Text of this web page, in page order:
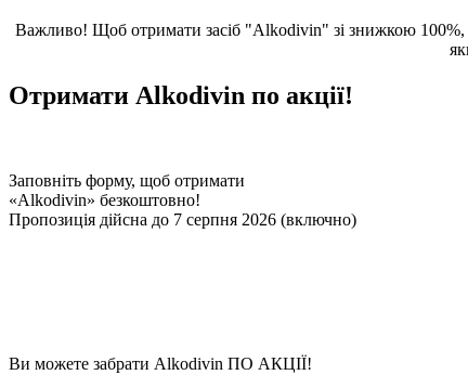
Важливо! Щоб отримати засіб "Alkodivin" зі знижкою 100%,
Отримати Alkodivin по акції!
Заповніть форму, щоб отримати
«Alkodivin» безкоштовно!
Пропозиція дійсна до 7 серпня 2026 (включно)
Ви можете забрати Alkodivin ПО АКЦІЇ!